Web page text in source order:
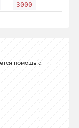
3000
помощь с